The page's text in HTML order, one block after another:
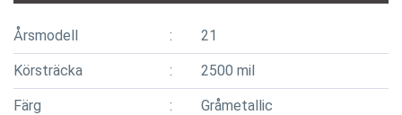
Årsmodell 21
Körsträcka 2500 mil
Färg Gråmetallic